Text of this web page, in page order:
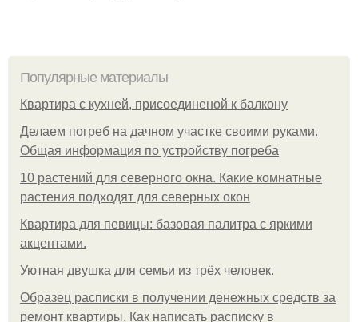
Популярные материалы
Квартира с кухней, присоединеной к балкону
Делаем погреб на дачном участке своими руками.
Общая информация по устройству погреба
10 растений для северного окна. Какие комнатные
растения подходят для северных окон
Квартира для певицы: базовая палитра с яркими
акцентами.
Уютная двушка для семьи из трёх человек.
Образец расписки в получении денежных средств за
ремонт квартиры. Как написать расписку в